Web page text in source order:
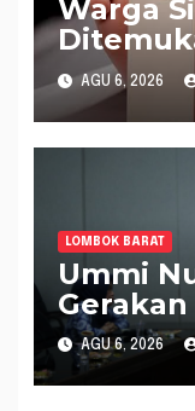
Warga
Setrum
AGU 6, 2026
LOMBOK BARAT
Ummi
Tangani
AGU 6, 2026